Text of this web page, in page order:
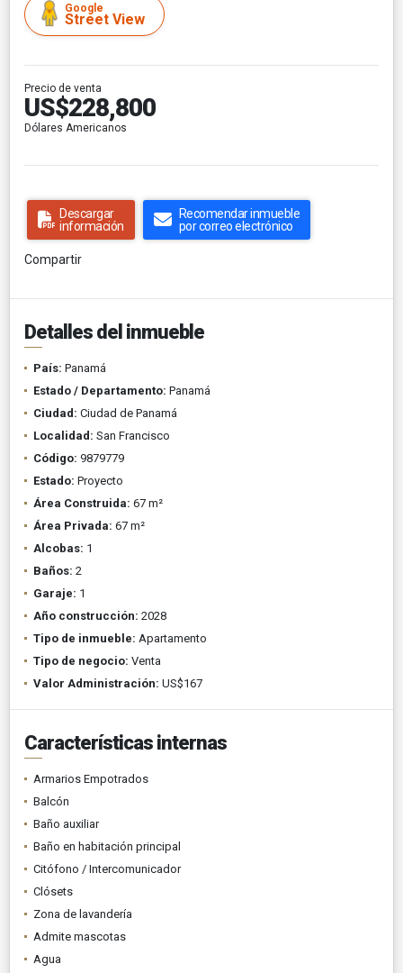
Google
Street View
Precio de venta
US$228,800
Dólares Americanos
Descargar
información
Recomendar inmueble
por correo electrónico
Compartir
Detalles del inmueble
País: Panamá
Estado / Departamento: Panamá
Ciudad: Ciudad de Panamá
Localidad: San Francisco
Código: 9879779
Estado: Proyecto
Área Construida: 67 m²
Área Privada: 67 m²
Alcobas: 1
Baños: 2
Garaje: 1
Año construcción: 2028
Tipo de inmueble: Apartamento
Tipo de negocio: Venta
Valor Administración: US$167
Características internas
Armarios Empotrados
Balcón
Baño auxiliar
Baño en habitación principal
Citófono / Intercomunicador
Clósets
Zona de lavandería
Admite mascotas
Agua